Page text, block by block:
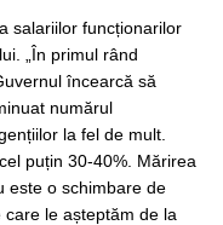
salariilor funcționarilor
„În primul rând
încearcă să
numărul
la fel de mult.
puțin 30-40%. Mărirea
este o schimbare de
le așteptăm de la